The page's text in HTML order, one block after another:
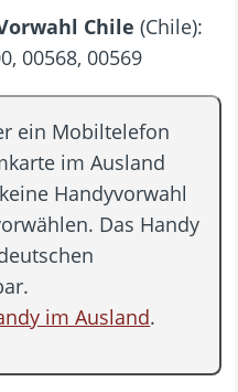
Chile (Chile):
00568, 00569
ein Mobiltelefon
im Ausland
Handyvorwahl
Das Handy
im Ausland.